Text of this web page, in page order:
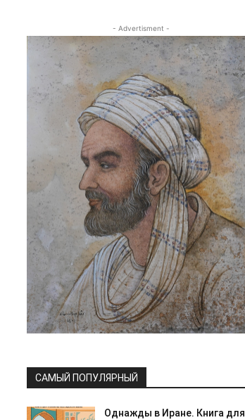
- Advertisment -
САМЫЙ ПОПУЛЯРНЫЙ
Однажды в Иране. Книга для